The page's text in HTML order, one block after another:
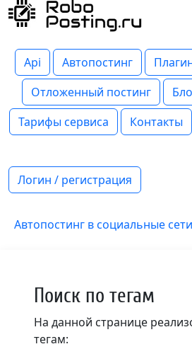
Api Автопостинг
Отложенный постинг
Тарифы сервиса
Контакты
Логин / регистрация
Автопостинг в социальные сети
Поиск по тегам
На данной странице
тегам: